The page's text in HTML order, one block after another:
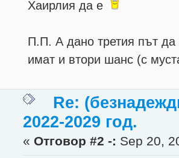
Хаирлия да е
П.П. А дано третия път
имат и втори шанс (с
Re:
2022-2029 год.
« Отговор #2 -: Sep 20,